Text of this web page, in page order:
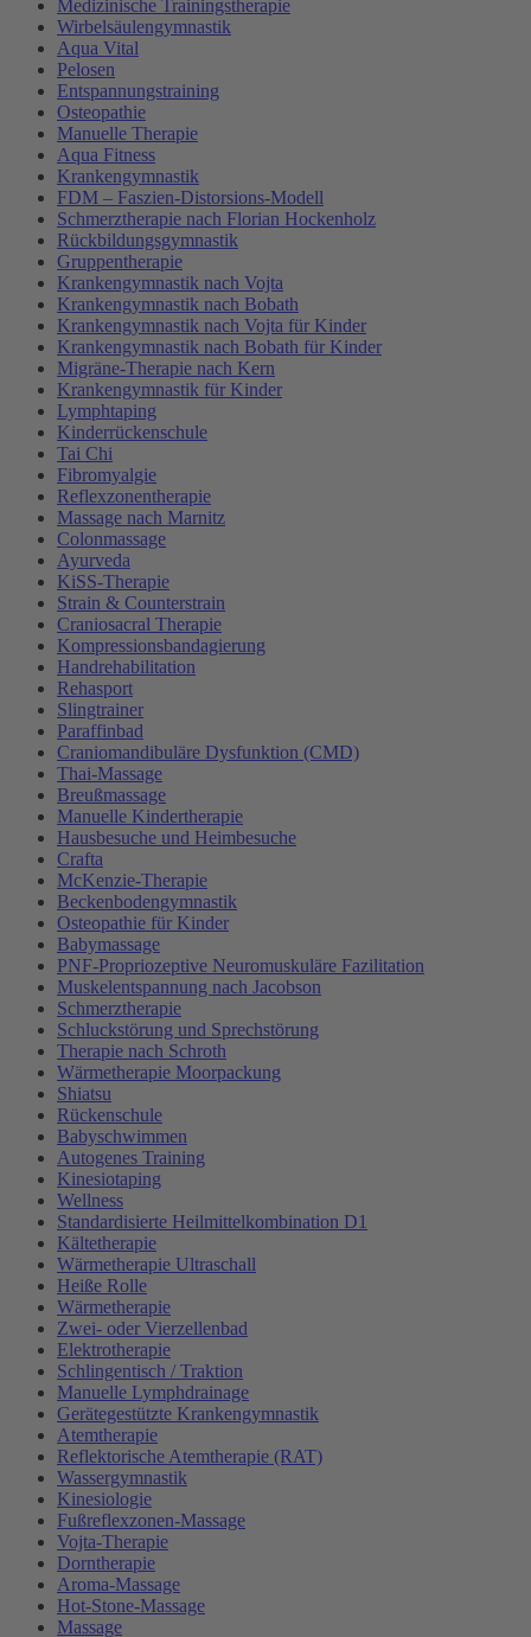
Medizinische Trainingstherapie
Wirbelsäulengymnastik
Aqua Vital
Pelosen
Entspannungstraining
Osteopathie
Manuelle Therapie
Aqua Fitness
Krankengymnastik
FDM – Faszien-Distorsions-Modell
Schmerztherapie nach Florian Hockenholz
Rückbildungsgymnastik
Gruppentherapie
Krankengymnastik nach Vojta
Krankengymnastik nach Bobath
Krankengymnastik nach Vojta für Kinder
Krankengymnastik nach Bobath für Kinder
Migräne-Therapie nach Kern
Krankengymnastik für Kinder
Lymphtaping
Kinderrückenschule
Tai Chi
Fibromyalgie
Reflexzonentherapie
Massage nach Marnitz
Colonmassage
Ayurveda
KiSS-Therapie
Strain & Counterstrain
Craniosacral Therapie
Kompressionsbandagierung
Handrehabilitation
Rehasport
Slingtrainer
Paraffinbad
Craniomandibuläre Dysfunktion (CMD)
Thai-Massage
Breußmassage
Manuelle Kindertherapie
Hausbesuche und Heimbesuche
Crafta
McKenzie-Therapie
Beckenbodengymnastik
Osteopathie für Kinder
Babymassage
PNF-Propriozeptive Neuromuskuläre Fazilitation
Muskelentspannung nach Jacobson
Schmerztherapie
Schluckstörung und Sprechstörung
Therapie nach Schroth
Wärmetherapie Moorpackung
Shiatsu
Rückenschule
Babyschwimmen
Autogenes Training
Kinesiotaping
Wellness
Standardisierte Heilmittelkombination D1
Kältetherapie
Wärmetherapie Ultraschall
Heiße Rolle
Wärmetherapie
Zwei- oder Vierzellenbad
Elektrotherapie
Schlingentisch / Traktion
Manuelle Lymphdrainage
Gerätegestützte Krankengymnastik
Atemtherapie
Reflektorische Atemtherapie (RAT)
Wassergymnastik
Kinesiologie
Fußreflexzonen-Massage
Vojta-Therapie
Dorntherapie
Aroma-Massage
Hot-Stone-Massage
Massage